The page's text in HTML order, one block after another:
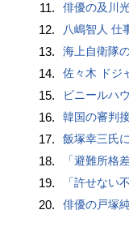
11. 俳優の及川
12. 八嶋智人 仕
13. 海上自衛隊
14. 佐々木 ドジ
15. ビニールハウスからシャインマ
16. 韓国の審判
17. 飯塚幸三氏
18. 「避難所格
19. 「許せない
20. 俳優の戸塚